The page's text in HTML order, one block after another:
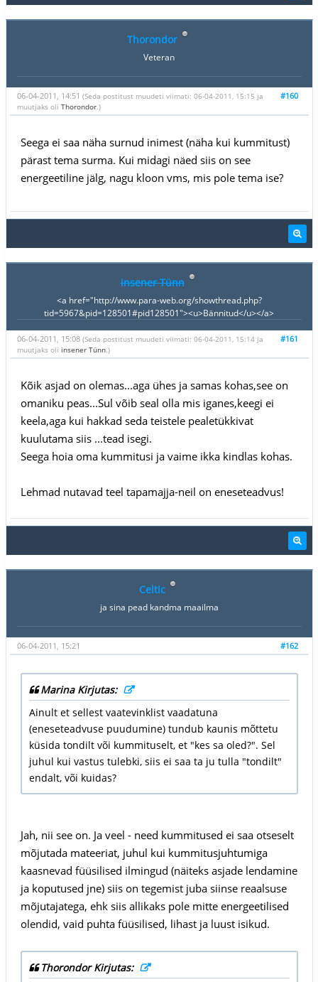
Thorondor
Veteran
#160
06-04-2011, 14:51 (Seda postitust muudeti viimati: 06-04-2011, 15:15 ja
muutjaks oli Thorondor.)
Seega ei saa näha surnud inimest (näha kui kummitust)
pärast tema surma. Kui midagi näed siis on see
energeetiline jälg, nagu kloon vms, mis pole tema ise?
insener Tünn
<a href="http://www.para-web.org/showthread.php?
tid=5967&pid=128501#pid128501"><u>Bännitud</u></a>
#161
06-04-2011, 15:08 (Seda postitust muudeti viimati: 06-04-2011, 15:14 ja
muutjaks oli insener Tünn.)
Kõik asjad on olemas...aga ühes ja samas kohas,see on
omaniku peas...Sul võib seal olla mis iganes,keegi ei
keela,aga kui hakkad seda teistele pealetükkivat
kuulutama siis ...tead isegi.
Seega hoia oma kummitusi ja vaime ikka kindlas kohas.
Lehmad nutavad teel tapamajja-neil on eneseteadvus!
Celtic
ja sina pead kandma maailma
#162
06-04-2011, 15:21
Marina Kirjutas:
Ainult et sellest vaatevinklist vaadatuna
(eneseteadvuse puudumine) tundub kaunis mõttetu
küsida tondilt või kummituselt, et "kes sa oled?". Sel
juhul kui vastus tulebki, siis ei saa ta ju tulla "tondilt"
endalt, või kuidas?
Jah, nii see on. Ja veel - need kummitused ei saa otseselt
mõjutada mateeriat, juhul kui kummitusjuhtumiga
kaasnevad füüsilised ilmingud (näiteks asjade lendamine
ja koputused jne) siis on tegemist juba siinse reaalsuse
mõjutajatega, ehk siis allikaks pole mitte energeetilised
olendid, vaid puhta füüsilised, lihast ja luust isikud.
Thorondor Kirjutas: